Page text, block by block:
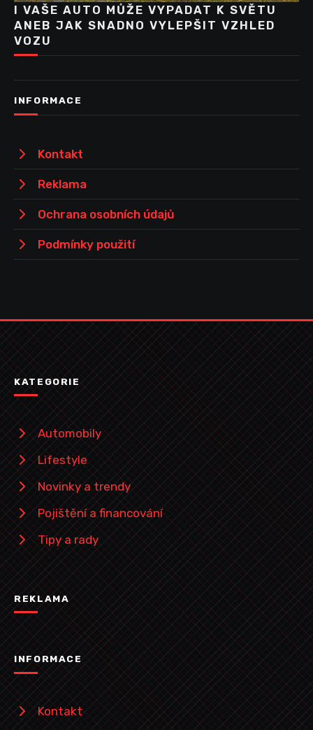
I VAŠE AUTO MŮŽE VYPADAT K SVĚTU
ANEB JAK SNADNO VYLEPŠIT VZHLED
VOZU
INFORMACE
Kontakt
Reklama
Ochrana osobních údajů
Podmínky použití
KATEGORIE
Automobily
Lifestyle
Novinky a trendy
Pojištění a financování
Tipy a rady
REKLAMA
INFORMACE
Kontakt